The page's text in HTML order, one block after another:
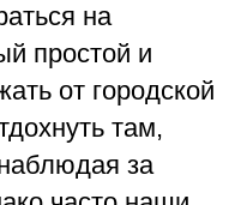
на
простой и
от городской
там,
за